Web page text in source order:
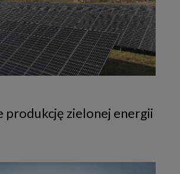
produkcję zielonej energii